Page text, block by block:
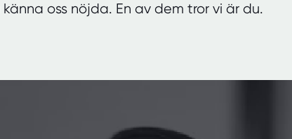
oss nöjda. En av dem tror vi är du.